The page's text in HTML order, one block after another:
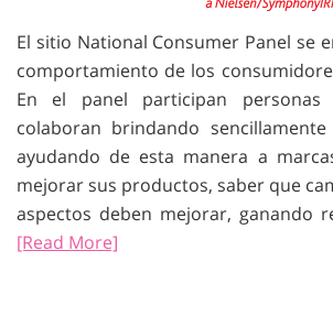
El sitio National Consumer Panel se
comportamiento de los
En el panel participan
colaboran brindando
ayudando de esta manera a
mejorar sus productos, saber que
aspectos deben mejorar, ganando
[Read More]